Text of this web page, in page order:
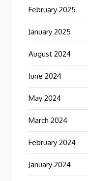
February 2025
January 2025
August 2024
June 2024
May 2024
March 2024
February 2024
January 2024